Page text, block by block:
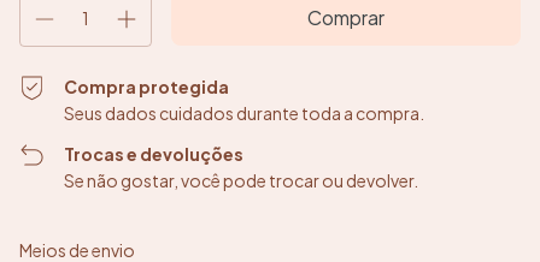
Compra protegida
Seus dados cuidados durante toda a compra.
Trocas e devoluções
Se não gostar, você pode trocar ou devolver.
Entregas para o CEP:
Meios de envio